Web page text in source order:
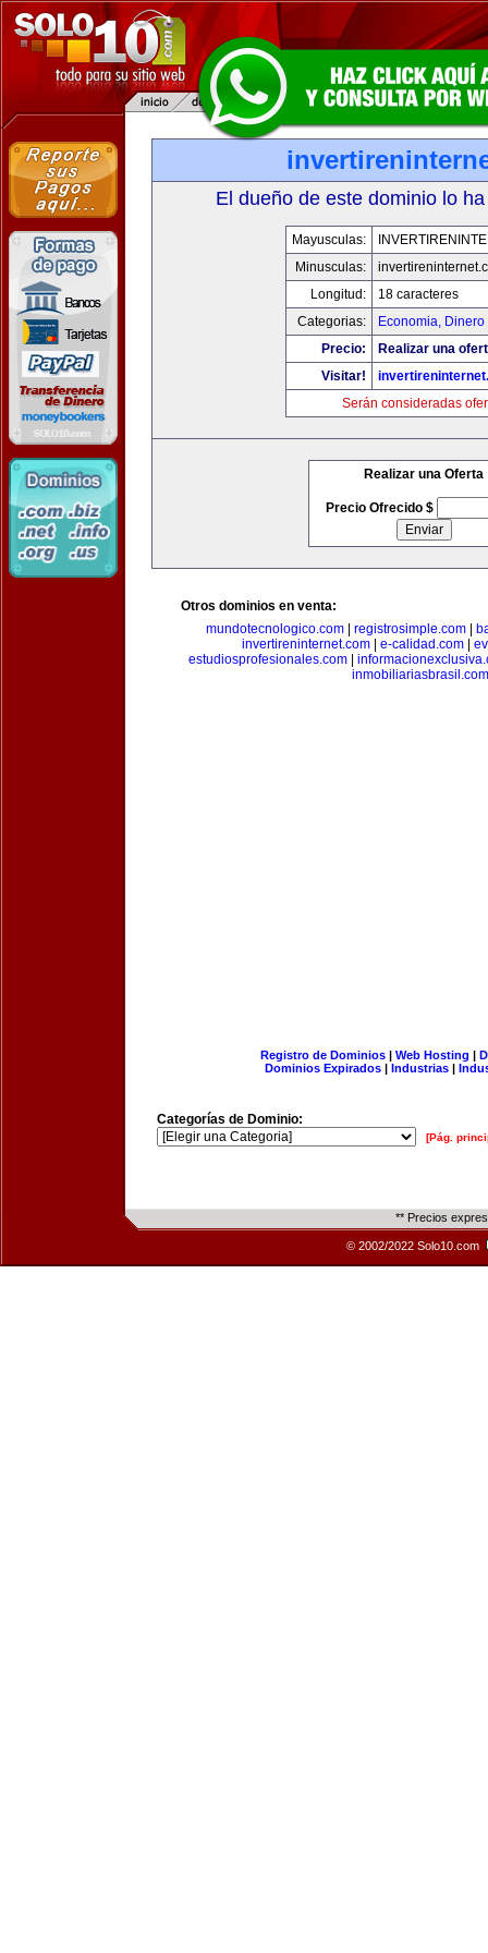
El dueño de este dominio lo
Mayusculas:
Minusculas:
Longitud:
18 caracteres
Categorias:
Economia,
Precio:
Realizar una
Visitar!
Serán consideradas
Realizar una Oferta
Precio Ofrecido $
Otros dominios en venta:
mundotecnologico.com| registrosimple.com|
invertireninternet.com| e-calidad.com|
estudiosprofesionales.com|
inmobiliariasbrasil.com
Registro de Dominios| Web Hosting |
Dominios Expirados | Industrias |
Categorías de Dominio:
[Pág.
** Precios
© 2002/2022 Solo10.com